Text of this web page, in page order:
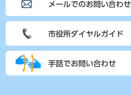
メールでのお問い合わせ
市役所ダイヤルガイド
手話でお問い合わせ